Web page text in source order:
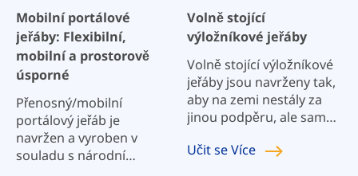
Mobilní portálové
jeřáby: Flexibilní,
mobilní a prostorově
úsporné
Přenosný/mobilní
portálový jeřáb je
navržen a vyroben v
souladu s národní
Volně stojící
výložníkové jeřáby
Volně stojící výložníkové
jeřáby jsou navrženy tak,
aby na zemi nestály za
jinou podpěru, ale samy
otočného vertikálního
Učit seVíce